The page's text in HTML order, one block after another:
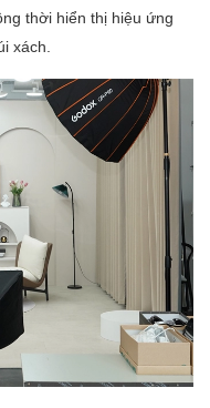
thời hiển thị hiệu ứng
xách.